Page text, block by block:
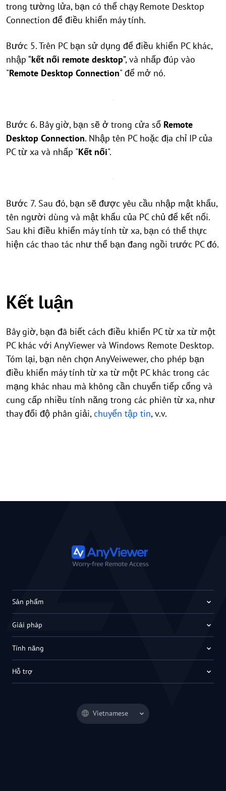
trong tường lửa, bạn có thể chạy Remote Desktop
Connection để điều khiển máy tính.
Bước 5. Trên PC bạn sử dụng để điều khiển PC khác,
nhập “kết nối remote desktop”, và nhấp đúp vào
"Remote Desktop Connection" để mở nó.
Bước 6. Bây giờ, bạn sẽ ở trong cửa sổ Remote
Desktop Connection. Nhập tên PC hoặc địa chỉ IP của
PC từ xa và nhấp "Kết nối".
Bước 7. Sau đó, bạn sẽ được yêu cầu nhập mật khẩu,
tên người dùng và mật khẩu của PC chủ để kết nối.
Sau khi điều khiển máy tính từ xa, bạn có thể thực
hiện các thao tác như thể bạn đang ngồi trước PC đó.
Kết luận
Bây giờ, bạn đã biết cách điều khiển PC từ xa từ một
PC khác với AnyViewer và Windows Remote Desktop.
Tóm lại, bạn nên chọn AnyVeiwewer, cho phép bạn
điều khiển máy tính từ xa từ một PC khác trong các
mạng khác nhau mà không cần chuyển tiếp cổng và
cung cấp nhiều tính năng trong các phiên từ xa, như
thay đổi độ phân giải,chuyển tập tin, v.v.
Vietnamese
Sản phẩm
Giải pháp
Tính năng
Hỗ trợ